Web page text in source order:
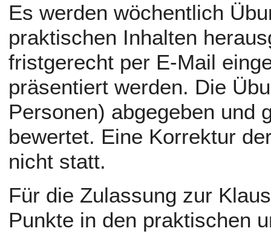
Es werden wöchentlich
praktischen Inhalten
fristgerecht per E-Mail
präsentiert werden. Die
Personen) abgegeben und
bewertet. Eine Korrektur
nicht statt.
Für die Zulassung zur
Punkte in den praktischen